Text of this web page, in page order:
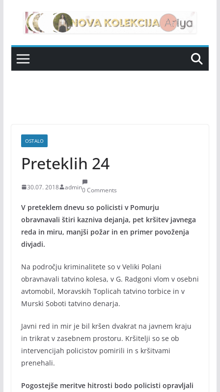
content
OSTALO
Preteklih 24
30.07. 2018 admin0 Comments
V preteklem dnevu so policisti v Pomurju
obravnavali štiri kazniva dejanja, pet kršitev javnega
reda in miru, manjši požar in en primer povoženja
divjadi.
Na področju kriminalitete so v Veliki Polani
obravnavali tatvino kolesa, v G. Radgoni vlom v osebni
avtomobil, Moravskih Toplicah tatvino torbice in v
Murski Soboti tatvino denarja.
Javni red in mir je bil kršen dvakrat na javnem kraju
in trikrat v zasebnem prostoru. Kršitelji so se ob
intervencijah policistov pomirili in s kršitvami
prenehali.
Pogostejše meritve hitrosti bodo policisti opravljali